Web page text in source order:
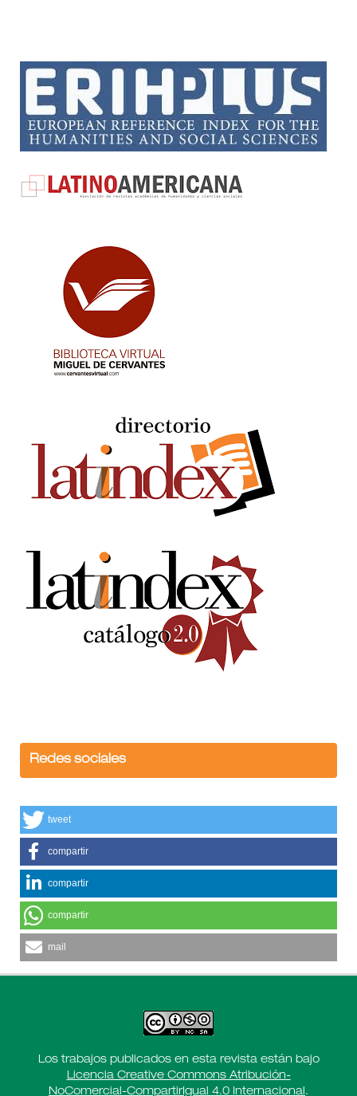
Redes sociales
tweet
compartir
compartir
compartir
mail
Los trabajos publicados en esta revista están bajo
Licencia Creative Commons Atribución-
NoComercial-CompartirIgual 4.0 Internacional .